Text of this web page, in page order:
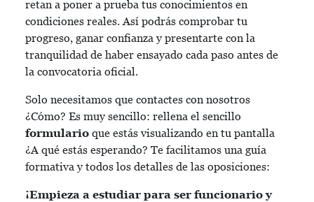
retan a poner a prueba tus conocimientos en
condiciones reales. Así podrás comprobar tu
progreso, ganar confianza y presentarte con la
tranquilidad de haber ensayado cada paso antes de
la convocatoria oficial.
Solo necesitamos que contactes con nosotros
¿Cómo? Es muy sencillo: rellena el sencillo
formulario que estás visualizando en tu pantalla
¿A qué estás esperando? Te facilitamos una guía
formativa y todos los detalles de las oposiciones:
¡Empieza a estudiar para ser funcionario y